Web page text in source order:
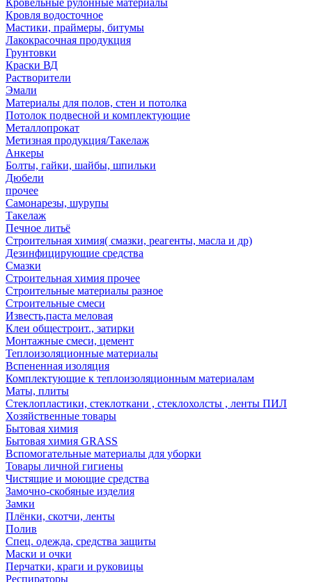
Кровельные рулонные материалы
Кровля водосточное
Мастики, праймеры, битумы
Лакокрасочная продукция
Грунтовки
Краски ВД
Растворители
Эмали
Материалы для полов, стен и потолка
Потолок подвесной и комплектующие
Металлопрокат
Метизная продукция/Такелаж
Анкеры
Болты, гайки, шайбы, шпильки
Дюбели
прочее
Самонарезы, шурупы
Такелаж
Печное литьё
Строительная химия( смазки, реагенты, масла и др)
Дезинфицирующие средства
Смазки
Строительная химия прочее
Строительные материалы разное
Строительные смеси
Известь,паста меловая
Клеи общестроит., затирки
Монтажные смеси, цемент
Теплоизоляционные материалы
Вспененная изоляция
Комплектующие к теплоизоляционным материалам
Маты, плиты
Стеклопластики, стеклоткани , стеклохолсты , ленты ПИЛ
Хозяйственные товары
Бытовая химия
Бытовая химия GRASS
Вспомогательные материалы для уборки
Товары личной гигиены
Чистящие и моющие средства
Замочно-скобяные изделия
Замки
Плёнки, скотчи, ленты
Полив
Спец. одежда, средства защиты
Маски и очки
Перчатки, краги и руковицы
Респираторы